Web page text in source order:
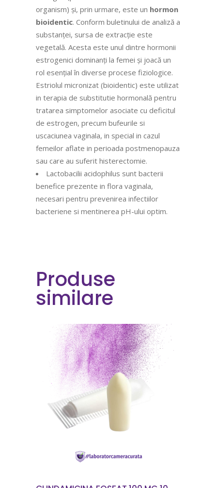
organism) și, prin urmare, este un hormon
bioidentic. Conform buletinului de analiză a
substanței, sursa de extracție este
vegetală. Acesta este unul dintre hormonii
estrogenici dominanți la femei și joacă un
rol esențial în diverse procese fiziologice.
Estriolul micronizat (bioidentic) este utilizat
in terapia de substitutie hormonală pentru
tratarea simptomelor asociate cu deficitul
de estrogen, precum bufeurile si
uscaciunea vaginala, in special in cazul
femeilor aflate in perioada postmenopauza
sau care au suferit histerectomie.
Lactobacilii acidophilus sunt bacterii
benefice prezente in flora vaginala,
necesari pentru prevenirea infectiilor
bacteriene si mentinerea pH-ului optim.
Produse
similare
CITEȘTE MAI MULT